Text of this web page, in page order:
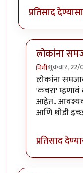
प्रतिसाद
लोकांना
निमीशुक्रवार,
In reply to
लोकांना
'कचरा' म्हणावं
आहेत..
आणि थोडी
प्रतिसाद